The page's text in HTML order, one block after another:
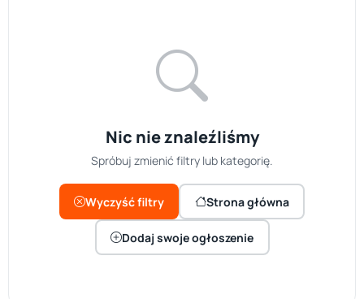
Nic nie znaleźliśmy
Spróbuj zmienić filtry lub kategorię.
Wyczyść filtry Strona główna
Dodaj swoje ogłoszenie